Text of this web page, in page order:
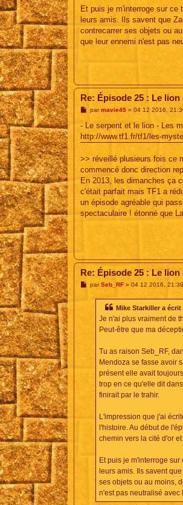
Et puis je m'interroge sur ce
leurs amis. Ils savent que
contrecarrer ses objets ou
que leur ennemi n'est pas
Re: Épisode 25 : Le
M
s
a
parmavie45» 04 12 2016,
- Le serpent et le lion - Les
http://www.tf1.fr/tf1/les-
>> réveillé plusieurs fois ce
commencé donc direction
En 2013, les dimanches ça
c'était parfait mais TF1 a
un épisode agréable qui
spectaculaire ! étonné que
Re: Épisode 25 : Le
MparSeb_RF» 04 12 2016, 21:39
Mike Starkiller a écrit
Je n'ai plus vraiment de
Peut-être que ma
Tu as raison Seb_RF,
Mendoza se fasse avoir
présent elle avait
trop en ce qu'elle dit
finirait par le trahir.
L'impression que j'ai
l'histoire. Au début de
chemin vers la cité d'or
Et puis je m'interroge
leurs amis. Ils savent
ses objets ou au moins,
n'est pas neutralisé avec